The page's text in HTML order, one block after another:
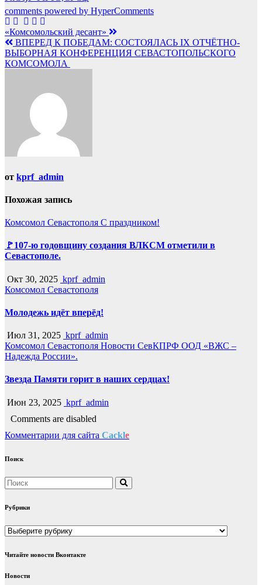
comments powered by HyperComments
Навигация
по
записям
«Комсомольский десант»
ВПЕРЕД К ПОБЕДАМ: СОСТОЯЛАСЬ IX ОТЧЁТНО-
ВЫБОРНАЯ КОНФЕРЕНЦИЯ СЕВАСТОПОЛЬСКОГО
КОМСОМОЛА
от kprf_admin
Похожая запись
Комсомол Севастополя С праздником!
🚩107-ю годовщину создания ВЛКСМ отметили в
Севастополе.
Окт 30, 2025 kprf_admin
Комсомол Севастополя
Молодежь идёт вперёд!
Июл 31, 2025 kprf_admin
Комсомол Севастополя Новости СевКПРФ ООД «ВЖС –
Надежда России».
Звезда Памяти горит в наших сердцах!
Июн 23, 2025 kprf_admin
Comments are disabled
Комментарии для сайта Cackle
Поиск
Рубрики
Рубрики
Читайте новости Вконтакте
Новости